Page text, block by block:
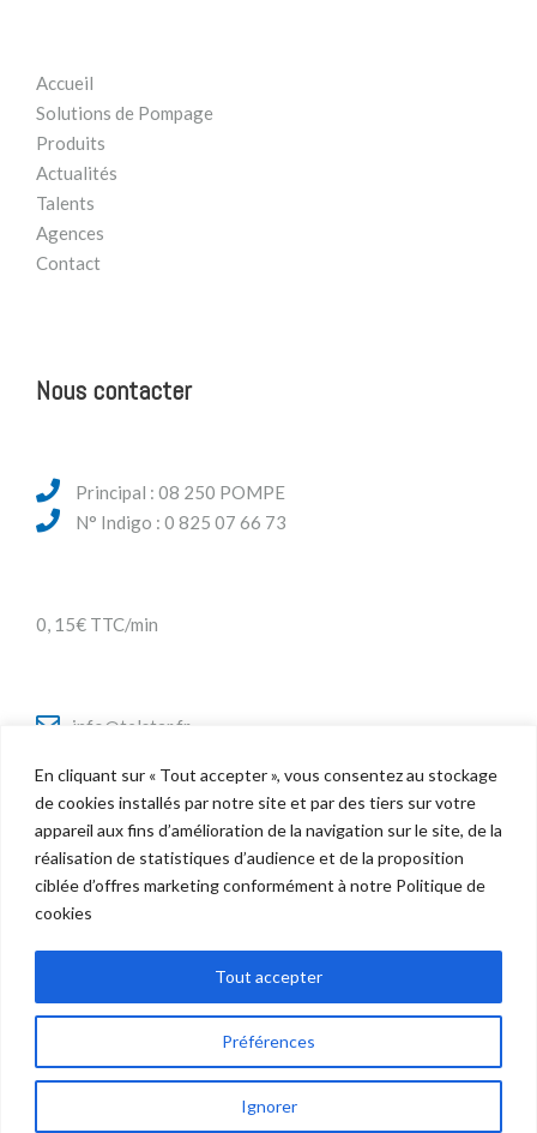
En cliquant sur « Tout accepter », vous consentez au stockage
de cookies installés par notre site et par des tiers sur votre
appareil aux fins d’amélioration de la navigation sur le site, de la
réalisation de statistiques d’audience et de la proposition
ciblée d’offres marketing conformément à notre Politique de
cookies
Préférences
Ignorer
Tout accepter
Accueil
Solutions de Pompage
Produits
Actualités
Talents
Agences
Contact
Nous contacter
Principal : 08 250 POMPE
N° Indigo : 0 825 07 66 73
0, 15€ TTC/min
info@telstar.fr
Twitter
Facebook
Copyright © 2022 Telstar - Tous droits réservés |
politique de confidentialité